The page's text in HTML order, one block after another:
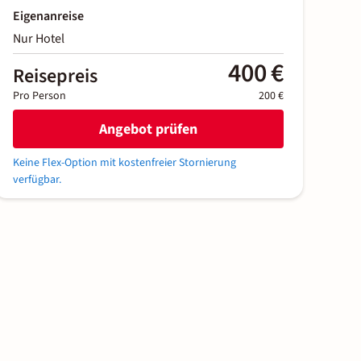
Eigenanreise
Nur Hotel
Reisepreis 400 €
Pro Person 200 €
Angebot prüfen
Keine Flex-Option mit kostenfreier Stornierung
verfügbar.